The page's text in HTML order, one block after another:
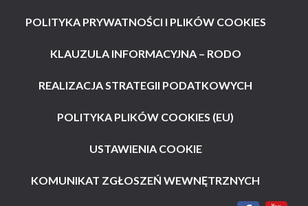
POLITYKA PRYWATNOŚCI I PLIKÓW COOKIES
KLAUZULA INFORMACYJNA – RODO
REALIZACJA STRATEGII PODATKOWYCH
POLITYKA PLIKÓW COOKIES (EU)
USTAWIENIA COOKIE
KOMUNIKAT ZGŁOSZEŃ WEWNĘTRZNYCH